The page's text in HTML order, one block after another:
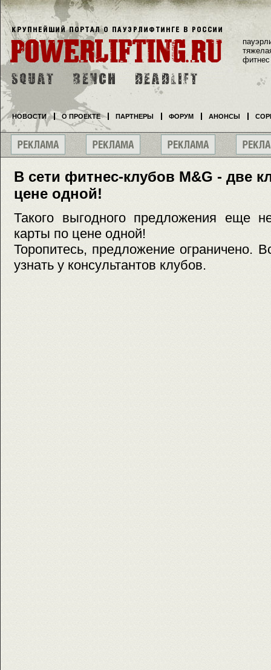
В сети фитнес-клубов M&G - две
цене одной!
Такого выгодного предложения еще
карты по цене одной!
Торопитесь, предложение ограничено.
узнать у консультантов клубов.
фитнес
НОВОСТИ О ПРОЕКТЕ ПАРТНЕРЫ ФОРУМ АНОНСЫ